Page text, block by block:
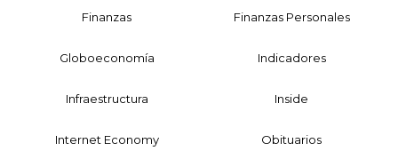
Finanzas Finanzas Personales
Globoeconomía Indicadores
Infraestructura Inside
Internet Economy Obituarios